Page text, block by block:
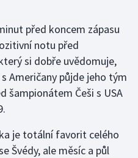
před koncem zápasu
notu před
si dobře uvědomuje,
Američany půjde jeho tým
šampionátem Češi s USA
je totální favorit celého
Švédy, ale měsíc a půl